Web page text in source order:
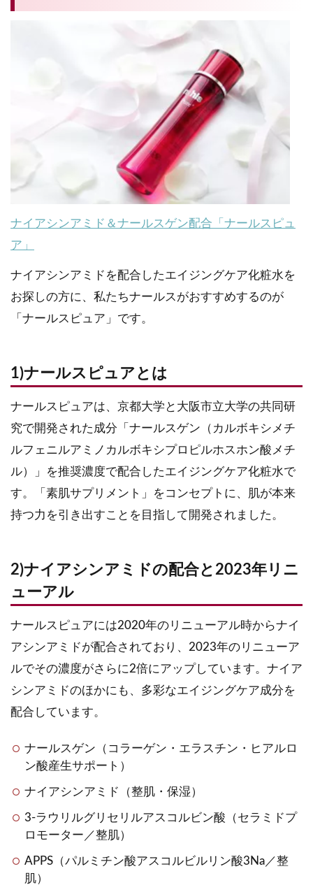
ナイアシンアミド＆ナールスゲン配合「ナールスピュ
ア」
ナイアシンアミドを配合したエイジングケア化粧水を
お探しの方に、私たちナールスがおすすめするのが
「ナールスピュア」です。
1)ナールスピュアとは
ナールスピュアは、京都大学と大阪市立大学の共同研
究で開発された成分「ナールスゲン（カルボキシメチ
ルフェニルアミノカルボキシプロピルホスホン酸メチ
ル）」を推奨濃度で配合したエイジングケア化粧水で
す。「素肌サプリメント」をコンセプトに、肌が本来
持つ力を引き出すことを目指して開発されました。
2)ナイアシンアミドの配合と2023年リニ
ューアル
ナールスピュアには2020年のリニューアル時からナイ
アシンアミドが配合されており、2023年のリニューア
ルでその濃度がさらに2倍にアップしています。ナイア
シンアミドのほかにも、多彩なエイジングケア成分を
配合しています。
ナールスゲン（コラーゲン・エラスチン・ヒアルロ
ン酸産生サポート）
ナイアシンアミド（整肌・保湿）
3-ラウリルグリセリルアスコルビン酸（セラミドプ
ロモーター／整肌）
APPS（パルミチン酸アスコルビルリン酸3Na／整
肌）